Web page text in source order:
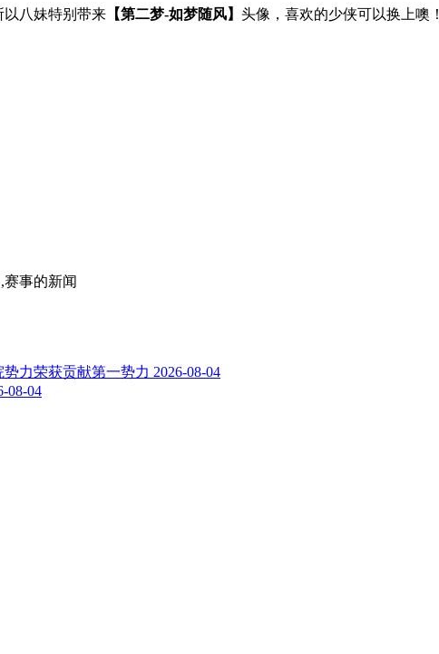
八妹特别带来 【第二梦-如梦随风】 头像，喜欢的少侠可以换上噢！
赛事的新闻
力荣获贡献第一势力 2026-08-04
08-04